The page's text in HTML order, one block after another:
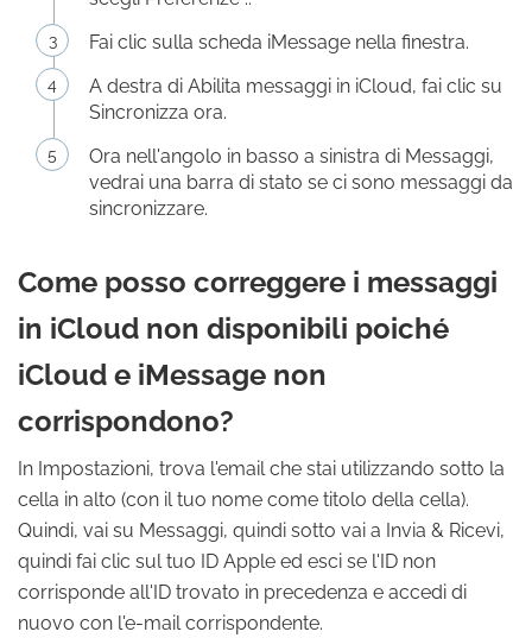
Fai clic sulla scheda iMessage nella finestra.
A destra di Abilita messaggi in iCloud, fai clic su
Sincronizza ora.
Ora nell'angolo in basso a sinistra di Messaggi,
vedrai una barra di stato se ci sono messaggi da
sincronizzare.
Come posso correggere i messaggi
in iCloud non disponibili poiché
iCloud e iMessage non
corrispondono?
In Impostazioni, trova l'email che stai utilizzando sotto la
cella in alto (con il tuo nome come titolo della cella).
Quindi, vai su Messaggi, quindi sotto vai a Invia & Ricevi,
quindi fai clic sul tuo ID Apple ed esci se l'ID non
corrisponde all'ID trovato in precedenza e accedi di
nuovo con l'e-mail corrispondente.